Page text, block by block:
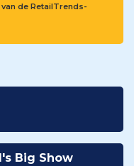
de RetailTrends-
Big Show